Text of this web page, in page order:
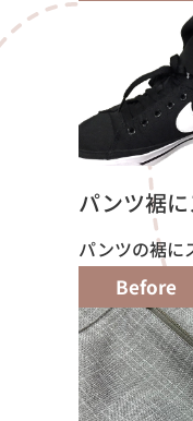
パンツ裾
パンツの裾に
Before